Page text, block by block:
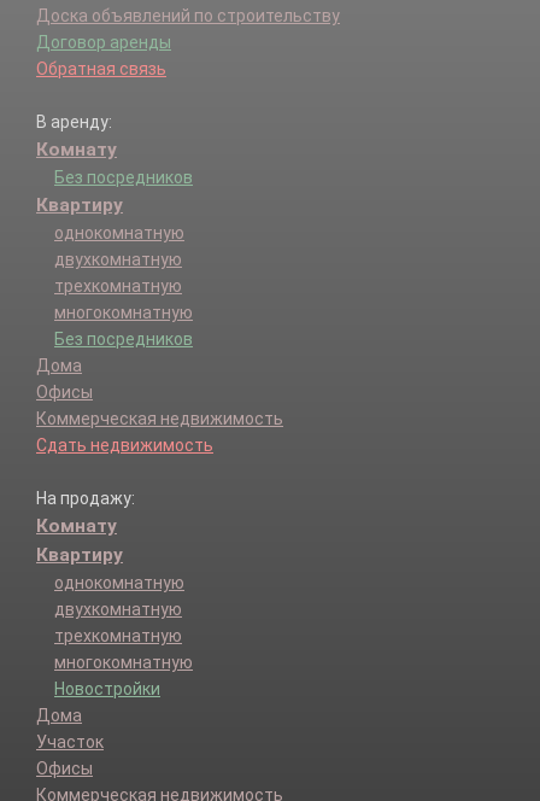
Доска объявлений по строительству
Договор аренды
Обратная связь
В аренду:
Комнату
Без посредников
Квартиру
однокомнатную
двухкомнатную
трехкомнатную
многокомнатную
Без посредников
Дома
Офисы
Коммерческая недвижимость
Сдать недвижимость
На продажу:
Комнату
Квартиру
однокомнатную
двухкомнатную
трехкомнатную
многокомнатную
Новостройки
Дома
Участок
Офисы
Коммерческая недвижимость